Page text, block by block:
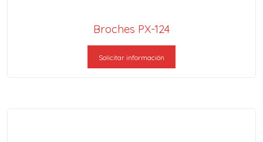
Broches PX-124
Solicitar información